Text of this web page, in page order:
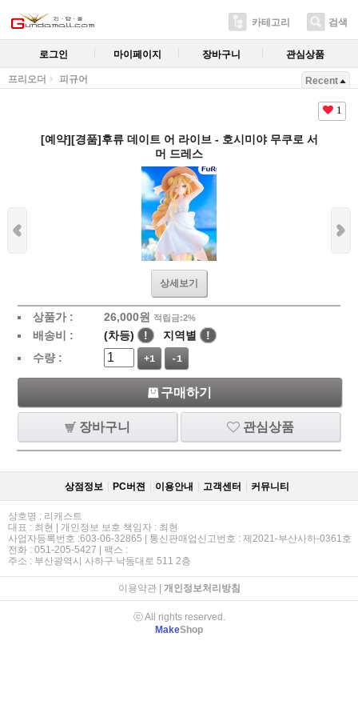
카테고리 검색
로그인 마이페이지 장바구니 관심상품
프리오더 피규어 Recent
1
[예약][경품]후류 데이트 어 라이브 - 호시미야 무쿠로 서
머 드레스
상세보기
상품가 : 26,000원 적립금:2%
배송비 : (차등) ! 지역별
!
수량 :
+1 -1
구매하기
장바구니 관심상품
상점정보 PC버젼 이용안내 고객센터 커뮤니티
상호명 : 리캐스트
대표 : 최현 | 개인정보 보호 책임자 : 최현
사업자등록번호 :603-06-32865 | 통신판매업신고번호 : 제2021-부산사하-0361호
전화 : 051-205-5427 | 팩스 :
주소 : 부산광역시 사하구 낙동대로 511 2층
이용약관| 개인정보처리방침
ⓒ All rights reserved.
MakeShop